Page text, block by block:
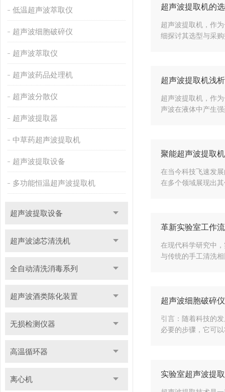
低温超声波萃取仪
超声波细胞破碎仪
超声波萃取仪
超声波药品处理机
超声波分散仪
超声波提取器
中草药超声波提取机
超声波提取设备
多功能恒温超声波提取机
超声波提取设备
超声波滤芯清洗机
全自动清洗消毒系列
超声波酒类陈化装置
无损检测仪器
高温循环器
离心机
超声波提取机的
超声波提取机，作
细探讨其选型与采
超声波提取机浅析
超声波提取机，作
声波在液体中产生
聚能超声波提取
在当今科技飞速发
在多个领域展现出
革新实验室工作
在现代科学研究中
与传统的手工清洗
超声波细胞破碎
引言：随着科技的
必要的步骤，它可
实验室超声波提